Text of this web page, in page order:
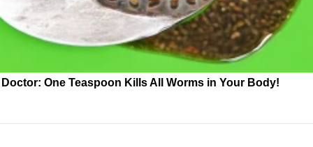
Doctor: One Teaspoon Kills All Worms in Your Body!